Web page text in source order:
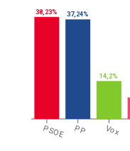
PSOE PP Vox
38,23% 37,24%
14,2%